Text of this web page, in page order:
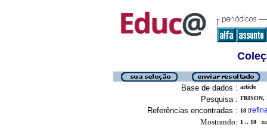
Base de dados : article
Pesquisa : FRISON,
Referências encontradas : 18 [
Mostrando: 1 .. 10